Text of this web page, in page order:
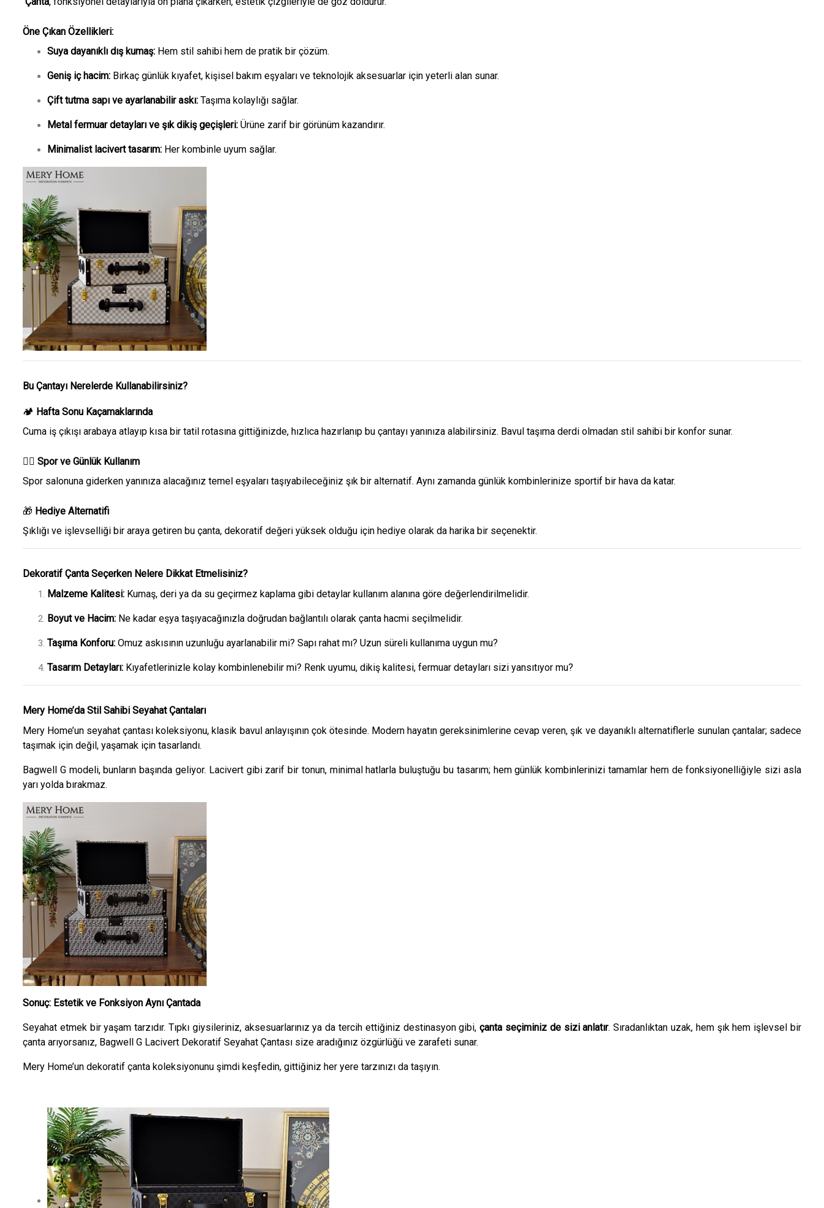
Öne Çıkan Özellikleri:
Suya dayanıklı dış kumaş: Hem stil sahibi hem de pratik bir çözüm.
Geniş iç hacim: Birkaç günlük kıyafet, kişisel bakım eşyaları ve teknolojik aksesuarlar için yeterli alan sunar.
Çift tutma sapı ve ayarlanabilir askı: Taşıma kolaylığı sağlar.
Metal fermuar detayları ve şık dikiş geçişleri: Ürüne zarif bir görünüm kazandırır.
Minimalist lacivert tasarım: Her kombinle uyum sağlar.
Bu Çantayı Nerelerde Kullanabilirsiniz?
🏕️ Hafta Sonu Kaçamaklarında
Cuma iş çıkışı arabaya atlayıp kısa bir tatil rotasına gittiğinizde, hızlıca hazırlanıp bu çantayı yanınıza alabilirsiniz. Bavul taşıma derdi olmadan stil sahibi bir konfor sunar.
🏋️‍♂️ Spor ve Günlük Kullanım
Spor salonuna giderken yanınıza alacağınız temel eşyaları taşıyabileceğiniz şık bir alternatif. Aynı zamanda günlük kombinlerinize sportif bir hava da katar.
🎁 Hediye Alternatifi
Şıklığı ve işlevselliği bir araya getiren bu çanta, dekoratif değeri yüksek olduğu için hediye olarak da harika bir seçenektir.
Dekoratif Çanta Seçerken Nelere Dikkat Etmelisiniz?
Malzeme Kalitesi: Kumaş, deri ya da su geçirmez kaplama gibi detaylar kullanım alanına göre değerlendirilmelidir.
Boyut ve Hacim: Ne kadar eşya taşıyacağınızla doğrudan bağlantılı olarak çanta hacmi seçilmelidir.
Taşıma Konforu: Omuz askısının uzunluğu ayarlanabilir mi? Sapı rahat mı? Uzun süreli kullanıma uygun mu?
Tasarım Detayları: Kıyafetlerinizle kolay kombinlenebilir mi? Renk uyumu, dikiş kalitesi, fermuar detayları sizi yansıtıyor mu?
Mery Home’da Stil Sahibi Seyahat Çantaları
Mery Home’un seyahat çantası koleksiyonu, klasik bavul anlayışının çok ötesinde. Modern hayatın gereksinimlerine cevap veren, şık ve dayanıklı alternatiflerle sunulan çantalar; sadece
taşımak için değil, yaşamak için tasarlandı.
Bagwell G modeli, bunların başında geliyor. Lacivert gibi zarif bir tonun, minimal hatlarla buluştuğu bu tasarım; hem günlük kombinlerinizi tamamlar hem de fonksiyonelliğiyle sizi asla
yarı yolda bırakmaz.
Sonuç: Estetik ve Fonksiyon Aynı Çantada
Seyahat etmek bir yaşam tarzıdır. Tıpkı giysileriniz, aksesuarlarınız ya da tercih ettiğiniz destinasyon gibi,çanta seçiminiz de sizi anlatır. Sıradanlıktan uzak, hem şık hem işlevsel bir
çanta arıyorsanız, Bagwell G Lacivert Dekoratif Seyahat Çantası size aradığınız özgürlüğü ve zarafeti sunar.
Mery Home’un dekoratif çanta koleksiyonunu şimdi keşfedin, gittiğiniz her yere tarzınızı da taşıyın.